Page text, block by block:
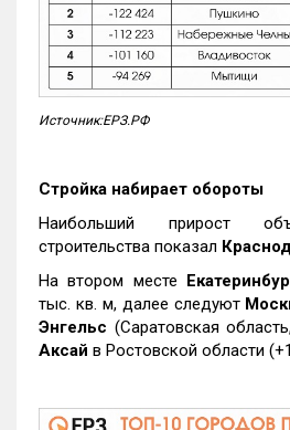
Источник:ЕРЗ.РФ
Стройка набирает обороты
Наибольший прирост
строительства показал
На втором месте
тыс. кв. м, далее следуют
Энгельс (Саратовская
Аксай в Ростовской области